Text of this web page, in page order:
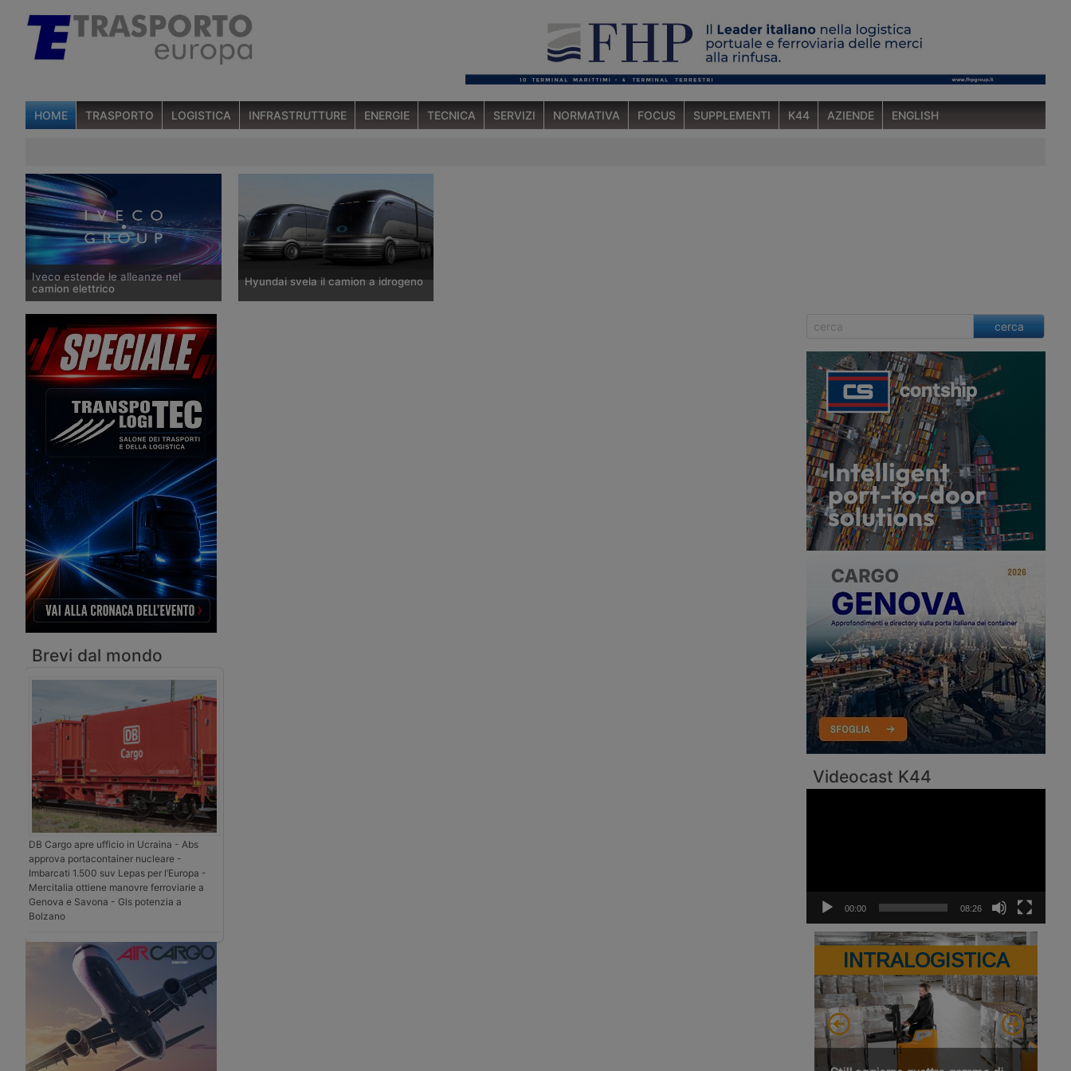
HOME TRASPORTO LOGISTICA INFRASTRUTTURE ENERGIE TECNICA SERVIZI NORMATIVA FOCUS SUPPLEMENTI K44 AZIENDE ENGLISH
Iveco estende le alleanze nel
camion elettrico
Iveco stringe un’alleanza con Hyundai
per una piattaforma di veicolo
commerciale elettrico da 2,5 a 3,5
tonnellate. E con Basf stringe un
accordo per riciclare le batterie.
Hyundai svela il camion a idrogeno
Brevi dal mondo
DB Cargo apre ufficio in Ucraina - Abs
approva portacontainer nucleare -
Imbarcati 1.500 suv Lepas per l’Europa -
Mercitalia ottiene manovre ferroviarie a
Genova e Savona - Gls potenzia a
Bolzano
cerca
Videocast K44
00:00 08:26
INTRALOGISTICA